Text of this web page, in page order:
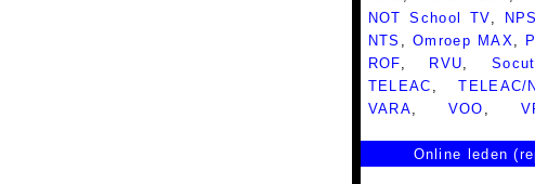
NOT School TV, NPS
NTS ,Omroep MAX,
ROF, RVU,
TELEAC ,TELEAC/
VARA, VOO ,
Online leden